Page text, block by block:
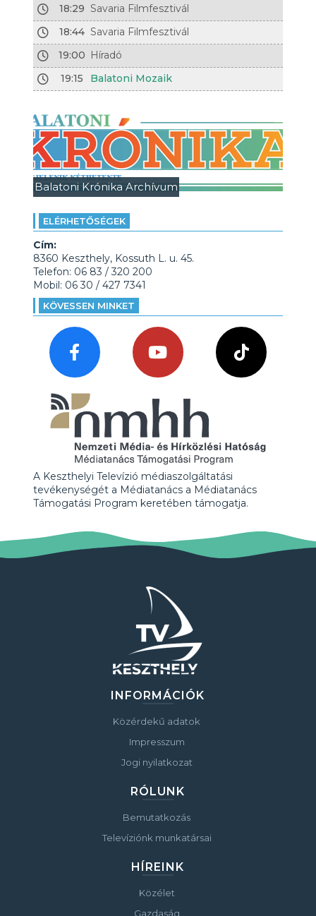
18:29 Savaria Filmfesztivál
18:44 Savaria Filmfesztivál
19:00 Híradó
19:15
Balatoni Mozaik
Balatoni Krónika Archívum
ELÉRHETŐSÉGEK
Cím:
8360 Keszthely, Kossuth L. u. 45.
Telefon: 06 83 / 320 200
Mobil: 06 30 / 427 7341
KÖVESSEN MINKET
A Keszthelyi Televízió médiaszolgáltatási
tevékenységét a Médiatanács a Médiatanács
Támogatási Program keretében támogatja.
INFORMÁCIÓK
Közérdekű adatok
Impresszum
Jogi nyilatkozat
RÓLUNK
Bemutatkozás
Televíziónk munkatársai
HÍREINK
Közélet
Gazdaság